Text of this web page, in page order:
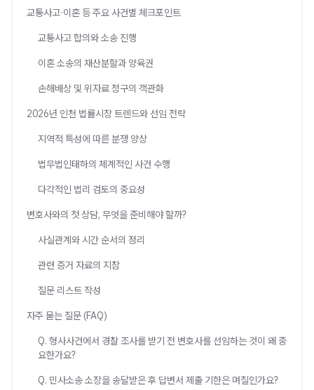
교통사고·이혼 등 주요 사건별 체크포인트
교통사고 합의와 소송 진행
이혼 소송의 재산분할과 양육권
손해배상 및 위자료 청구의 객관화
2026년 인천 법률시장 트렌드와 선임 전략
지역적 특성에 따른 분쟁 양상
법무법인태하의 체계적인 사건 수행
다각적인 법리 검토의 중요성
변호사와의 첫 상담, 무엇을 준비해야 할까?
사실관계와 시간 순서의 정리
관련 증거 자료의 지참
질문 리스트 작성
자주 묻는 질문 (FAQ)
Q. 형사사건에서 경찰 조사를 받기 전 변호사를 선임하는 것이 왜 중
요한가요?
Q. 민사소송 소장을 송달받은 후 답변서 제출 기한은 며칠인가요?